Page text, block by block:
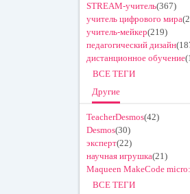
STREAM-учитель(367)
учитель цифрового мира
учитель-мейкер(219)
педагогический дизайн
дистанционное обучение
ВСЕ ТЕГИ
Другие
TeacherDesmos(42)
Desmos(30)
эксперт(22)
научная игрушка(21)
Maqueen MakeCode
ВСЕ ТЕГИ